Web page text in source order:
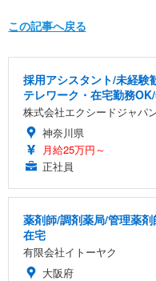
この記事へ戻る
採用アシスタント/未経験
テレワーク・在宅勤務
株式会社エクシードジャパ
神奈川県
月給25万円～
正社員
薬剤師/調剤薬局/管理薬
在宅
有限会社イトーヤク
大阪府